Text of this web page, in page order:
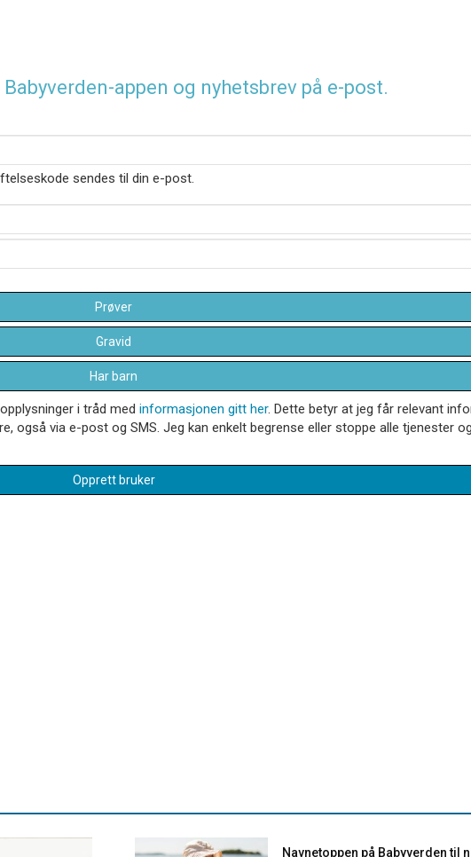
appen og nyhetsbrev på e-post.
sendes til din e-post.
Prøver
Gravid
Har barn
i tråd med informasjonen gitt her. Dette betyr at jeg får relevant
også via e-post og SMS. Jeg kan enkelt begrense eller stoppe alle tjenester
Opprett bruker
Navnetoppen på Babyverden til